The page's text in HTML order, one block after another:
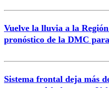
Vuelve la lluvia a la
pronóstico de la DMC
Sistema frontal deja más